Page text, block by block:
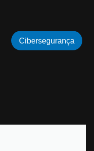
Cibersegurança